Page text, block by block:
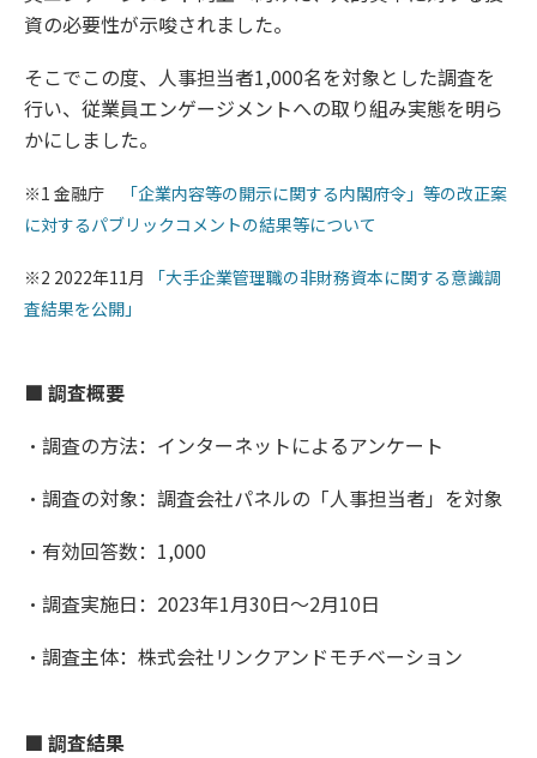
資の必要性が示唆されました。
そこでこの度、人事担当者1,000名を対象とした調査を
行い、従業員エンゲージメントへの取り組み実態を明ら
かにしました。
※1 金融庁
「企業内容等の開示に関する内閣府令」等の改正案
に対するパブリックコメントの結果等について
※2 2022年11月
「大手企業管理職の非財務資本に関する意識調
査結果を公開」
■ 調査概要
・調査の方法：インターネットによるアンケート
・調査の対象：調査会社パネルの「人事担当者」を対象
・有効回答数：1,000
・調査実施日：2023年1月30日～2月10日
・調査主体：株式会社リンクアンドモチベーション
■ 調査結果